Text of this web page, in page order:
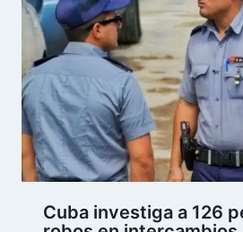
Cuba investiga a 126